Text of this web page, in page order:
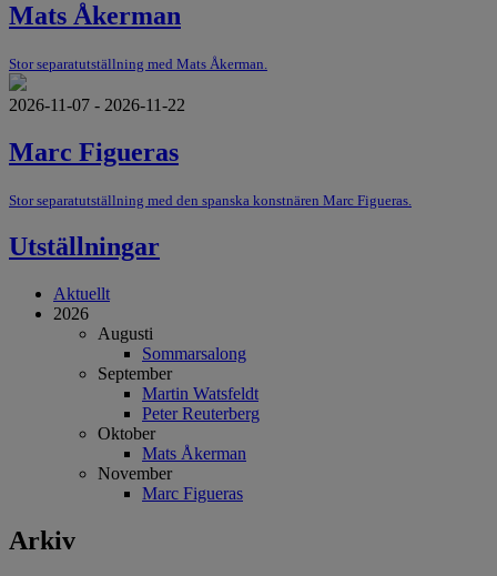
Mats Åkerman
Stor separatutställning med Mats Åkerman.
2026-11-07 - 2026-11-22
Marc Figueras
Stor separatutställning med den spanska konstnären Marc Figueras.
Utställningar
Aktuellt
2026
Augusti
Sommarsalong
September
Martin Watsfeldt
Peter Reuterberg
Oktober
Mats Åkerman
November
Marc Figueras
Arkiv